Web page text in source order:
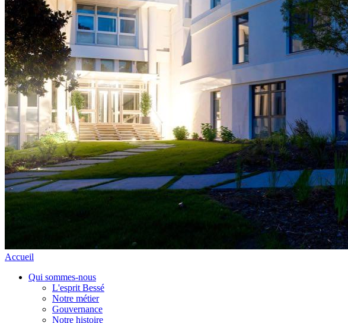
Accueil
Qui sommes-nous
L'esprit Bessé
Notre métier
Gouvernance
Notre histoire